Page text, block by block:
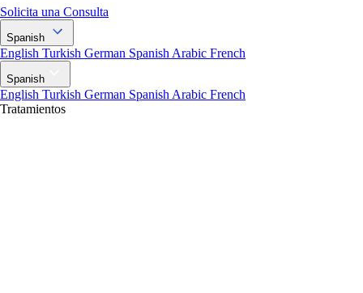
Solicita una Consulta
Spanish
English Turkish German Spanish Arabic French
Spanish
English Turkish German Spanish Arabic French
Tratamientos